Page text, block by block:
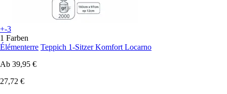
+-3
1 Farben
Élémenterre Teppich 1-Sitzer Komfort Locarno
Ab 39,95 €
27,72 €